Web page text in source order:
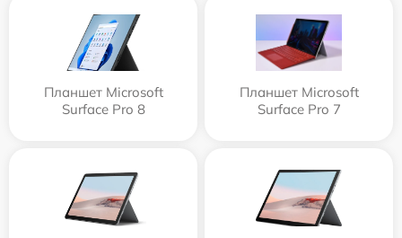
Планшет Microsoft
Surface Pro 8
Планшет Microsoft
Surface Pro 7